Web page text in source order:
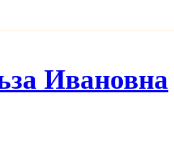
Ивановна